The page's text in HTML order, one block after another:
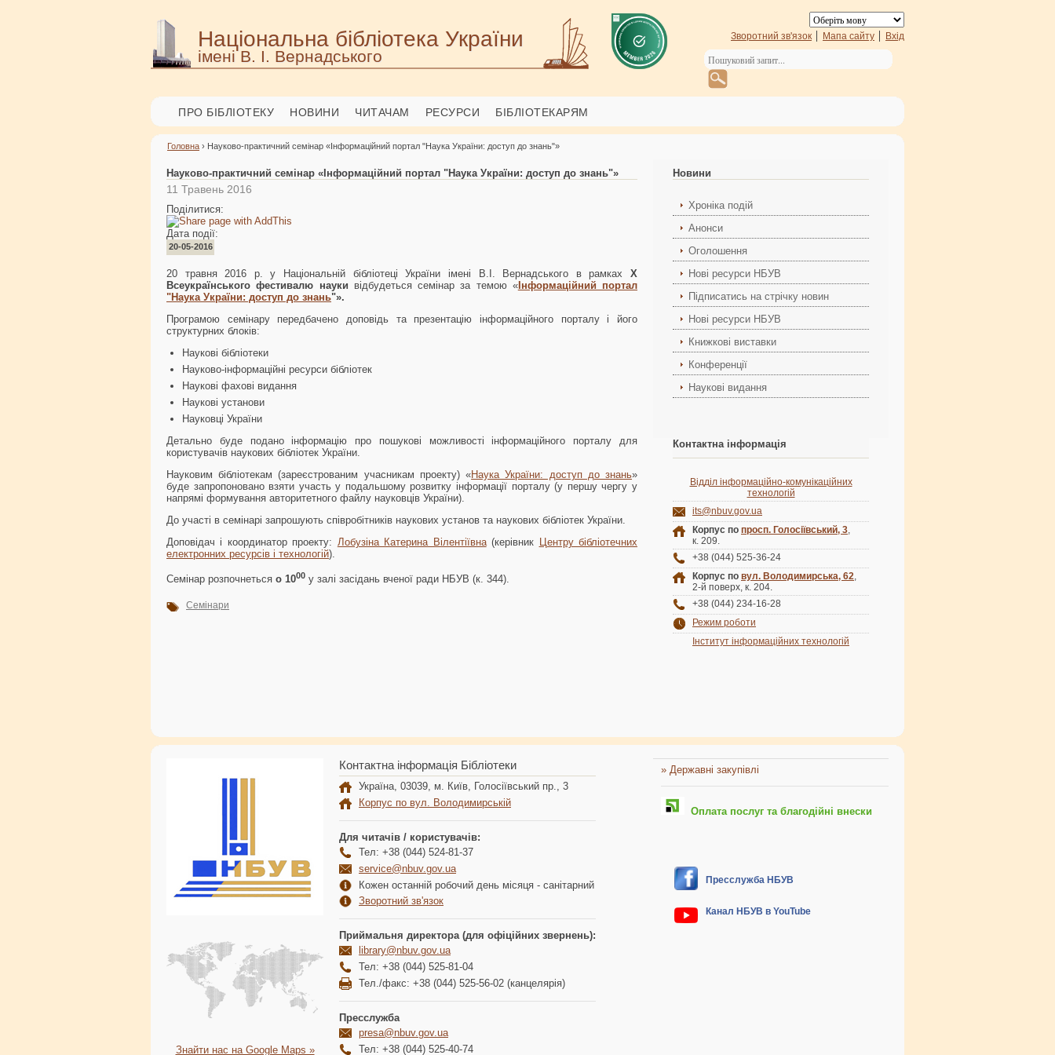
Національна бібліотека України
імені В. І. Вернадського
Зворотний зв'язок Мапа сайту Вхід
ПРО БІБЛІОТЕКУ НОВИНИ ЧИТАЧАМ РЕСУРСИ БІБЛІОТЕКАРЯМ
Головна › Науково-практичний семінар «Інформаційний портал "Наука України: доступ до знань"»
Науково-практичний семінар «Інформаційний портал "Наука України: доступ до знань"»
11 Травень 2016
Поділитися:
Дата події:
20-05-2016
20 травня 2016 р. у Національній бібліотеці України імені В.І. Вернадського в рамках Х
Всеукраїнського фестивалю науки відбудеться семінар за темою «Інформаційний портал
"Наука України: доступ до знань"».
Програмою семінару передбачено доповідь та презентацію інформаційного порталу і його
структурних блоків:
Наукові бібліотеки
Науково-інформаційні ресурси бібліотек
Наукові фахові видання
Наукові установи
Науковці України
Детально буде подано інформацію про пошукові можливості інформаційного порталу для
користувачів наукових бібліотек України.
Науковим бібліотекам (зареєстрованим учасникам проекту) «Наука України: доступ до знань»
буде запропоновано взяти участь у подальшому розвитку інформації порталу (у першу чергу у
напрямі формування авторитетного файлу науковців України).
До участі в семінарі запрошують співробітників наукових установ та наукових бібліотек України.
Доповідач і координатор проекту: Лобузіна Катерина Вілентіївна(керівник
Центру бібліотечних
електронних ресурсів і технологій).
Семінар розпочнеться о 1000 у залі засідань вченої ради НБУВ (к. 344).
Семінари
Новини
Хроніка подій
Анонси
Оголошення
Нові ресурси НБУВ
Підписатись на стрічку новин
Нові ресурси НБУВ
Книжкові виставки
Конференції
Наукові видання
Контактна інформація
Відділ інформаційно-комунікаційних
технологій
its@nbuv.gov.ua
Корпус по просп. Голосіївський, 3,
к. 209.
+38 (044) 525-36-24
Корпус по вул. Володимирська, 62,
2-й поверх, к. 204.
+38 (044) 234-16-28
Режим роботи
Інститут інформаційних технологій
Знайти нас на Google Maps »
Контактна інформація Бібліотеки
Україна, 03039, м. Київ, Голосіївський пр., 3
Корпус по вул. Володимирській
Для читачів / користувачів:
Тел: +38 (044) 524-81-37
service@nbuv.gov.ua
Кожен останній робочий день місяця - санітарний
Зворотний зв'язок
Приймальня директора (для офіційних звернень):
library@nbuv.gov.ua
Тел: +38 (044) 525-81-04
Тел./факс: +38 (044) 525-56-02 (канцелярія)
Пресслужба
presa@nbuv.gov.ua
Тел: +38 (044) 525-40-74
» Державні закупівлі
Оплата послуг та благодійні внески
Пресслужба НБУВ
Канал НБУВ в YouTube